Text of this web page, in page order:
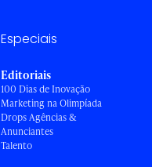
Especiais
Editoriais
100 Dias de Inovação
Marketing na Olimpíada
Drops Agências &
Anunciantes
Talento